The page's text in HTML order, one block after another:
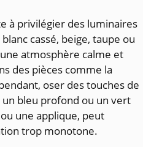
à privilégier des luminaires
cassé, beige, taupe ou
atmosphère calme et
des pièces comme la
oser des touches de
bleu profond ou un vert
une applique, peut
trop monotone.